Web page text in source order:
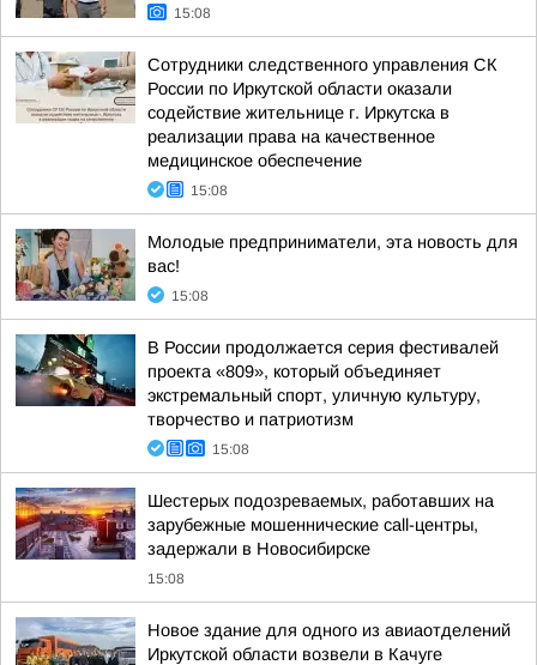
15:08
Сотрудники следственного управления СК
России по Иркутской области оказали
содействие жительнице г. Иркутска в
реализации права на качественное
медицинское обеспечение
15:08
Молодые предприниматели, эта новость для
вас!
15:08
В России продолжается серия фестивалей
проекта «809», который объединяет
экстремальный спорт, уличную культуру,
творчество и патриотизм
15:08
Шестерых подозреваемых, работавших на
зарубежные мошеннические call-центры,
задержали в Новосибирске
15:08
Новое здание для одного из авиаотделений
Иркутской области возвели в Качуге